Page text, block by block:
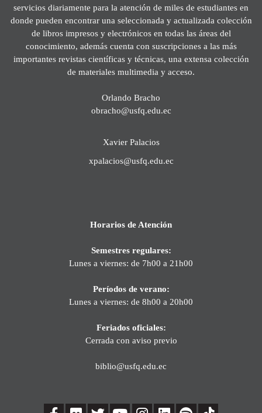
servicios diariamente para la atención de miles de estudiantes en
donde pueden encontrar una seleccionada y actualizada colección
de libros impresos y electrónicos en todas las áreas del
conocimiento, además cuenta con suscripciones a las más
importantes revistas científicas y técnicas, una extensa colección
de materiales multimedia y acceso.
Orlando Bracho
obracho@usfq.edu.ec
Xavier Palacios
xpalacios@usfq.edu.ec
Horarios de Atención
Semestres regulares:
Lunes a viernes: de 7h00 a 21h00
Períodos de verano:
Lunes a viernes: de 8h00 a 20h00
Feriados oficiales:
Cerrada con aviso previo
biblio@usfq.edu.ec